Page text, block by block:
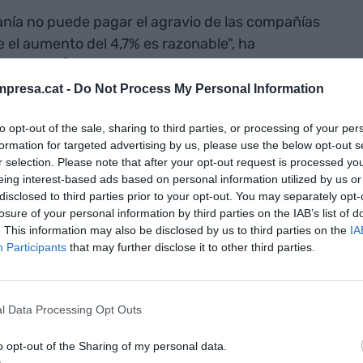
- Do Not Process My Personal Information
opt-out of the sale, sharing to third parties, or processing of your
for targeted advertising by us, please use the below opt-out
selection. Please note that after your opt-out request is processed
interest-based ads based on personal information utilized by us
to third parties prior to your opt-out. You may separately
of your personal information by third parties on the IAB’s list of
This information may also be disclosed by us to third parties on the
Participants that may further disclose it to other third parties.
Data Processing Opt Outs
opt-out of the Sharing of my personal data.
no puede pagar el agravio de las compañías
aumento del 4,7% es razonable", ha
por este "aumento desmesurado" del
"Yo pago cerca de 4.000 euros. Y en gran
de las VTC y de conductores del sector
manera", ha espetado Álvarez. "La batalla nos
puerto, el aeropuerto y las infraestructuras del
ocupaciones y movilizaciones frente a los
aseguradoras", ha detallado el portavoz de Élite
de